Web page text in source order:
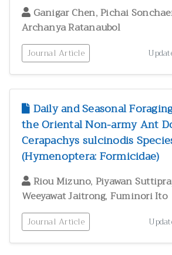
Ganigar Chen,Pichai
Archanya Ratanaubol
Journal Article
Daily and Seasonal
the Oriental Non-army Ant
Cerapachys sulcinodis
(Hymenoptera: Formicidae)
Riou Mizuno, Piyawan
Weeyawat Jaitrong, Fuminori Ito
Journal Article